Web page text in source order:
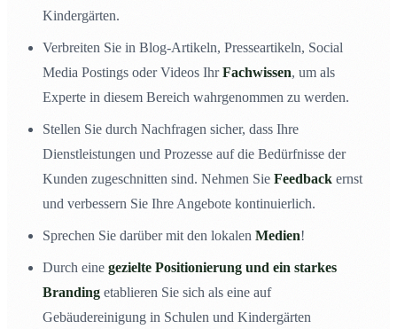
Kindergärten.
Verbreiten Sie in Blog-Artikeln, Presseartikeln, Social
Media Postings oder Videos IhrFachwissen, um als
Experte in diesem Bereich wahrgenommen zu werden.
Stellen Sie durch Nachfragen sicher, dass Ihre
Dienstleistungen und Prozesse auf die Bedürfnisse der
Kunden zugeschnitten sind. Nehmen Sie Feedback ernst
und verbessern Sie Ihre Angebote kontinuierlich.
Sprechen Sie darüber mit den lokalen Medien!
Durch eine gezielte Positionierung und ein starkes
Branding etablieren Sie sich als eine auf
Gebäudereinigung in Schulen und Kindergärten